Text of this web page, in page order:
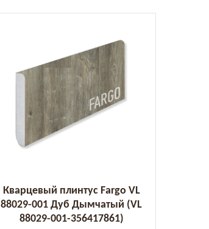
Кварцевый плинтус Fargo VL
88029-001 Дуб Дымчатый (VL
88029-001-356417861)